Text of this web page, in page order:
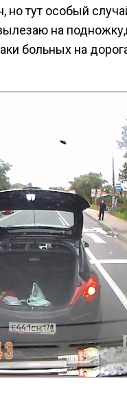
но тут особый
на
больных на